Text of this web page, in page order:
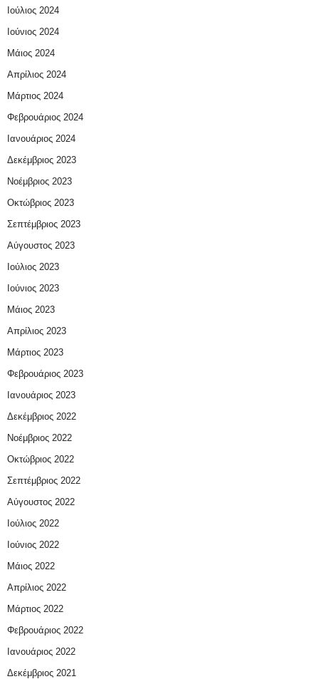
Ιούλιος 2024
Ιούνιος 2024
Μάιος 2024
Απρίλιος 2024
Μάρτιος 2024
Φεβρουάριος 2024
Ιανουάριος 2024
Δεκέμβριος 2023
Νοέμβριος 2023
Οκτώβριος 2023
Σεπτέμβριος 2023
Αύγουστος 2023
Ιούλιος 2023
Ιούνιος 2023
Μάιος 2023
Απρίλιος 2023
Μάρτιος 2023
Φεβρουάριος 2023
Ιανουάριος 2023
Δεκέμβριος 2022
Νοέμβριος 2022
Οκτώβριος 2022
Σεπτέμβριος 2022
Αύγουστος 2022
Ιούλιος 2022
Ιούνιος 2022
Μάιος 2022
Απρίλιος 2022
Μάρτιος 2022
Φεβρουάριος 2022
Ιανουάριος 2022
Δεκέμβριος 2021